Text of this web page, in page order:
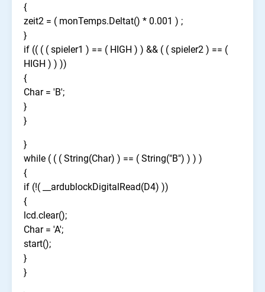
{
zeit2 = ( monTemps.Deltat() * 0.001 ) ;
}
if (( ( ( spieler1 ) == ( HIGH ) ) && ( ( spieler2 ) == (
HIGH ) ) ))
{
Char = 'B';
}
}
}
while ( ( ( String(Char) ) == ( String("B") ) ) )
{
if (!( __ardublockDigitalRead(D4) ))
{
lcd.clear();
Char = 'A';
start();
}
}